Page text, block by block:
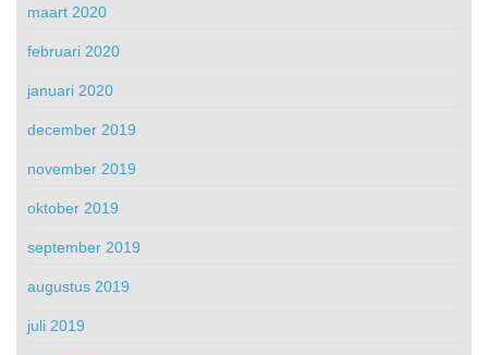
maart 2020
februari 2020
januari 2020
december 2019
november 2019
oktober 2019
september 2019
augustus 2019
juli 2019